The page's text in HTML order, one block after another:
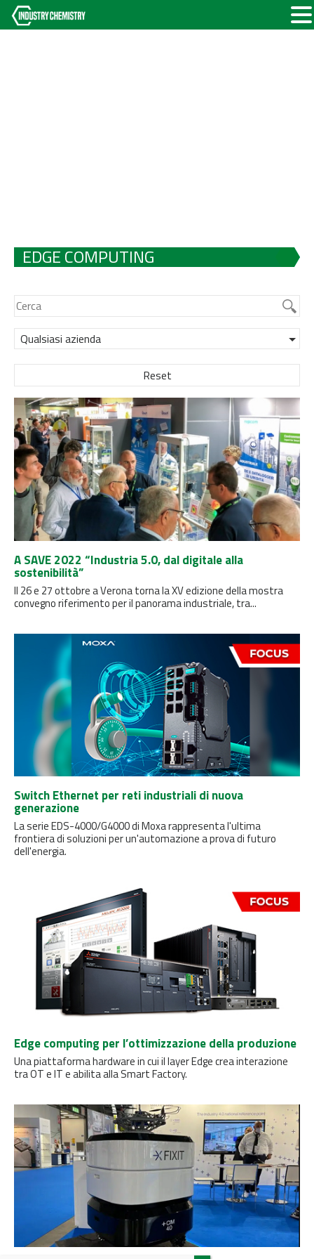
EDGE COMPUTING
Qualsiasi azienda
Reset
A SAVE 2022 “Industria 5.0, dal digitale alla
sostenibilità”
Il 26 e 27 ottobre a Verona torna la XV edizione della mostra
convegno riferimento per il panorama industriale, tra...
Switch Ethernet per reti industriali di nuova
generazione
La serie EDS-4000/G4000 di Moxa rappresenta l'ultima
frontiera di soluzioni per un'automazione a prova di futuro
dell'energia.
Edge computing per l’ottimizzazione della produzione
Una piattaforma hardware in cui il layer Edge crea interazione
tra OT e IT e abilita alla Smart Factory.